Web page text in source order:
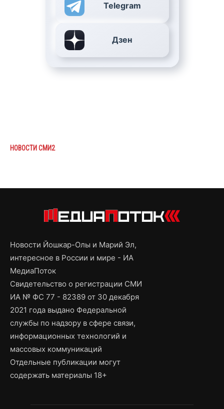
Telegram
Дзен
НОВОСТИ СМИ2
Новости Йошкар-Олы и Марий Эл,
интересное в России и мире - ИА
МедиаПоток
Свидетельство о регистрации СМИ
ИА № ФС 77 - 82389 от 30 декабря
2021 года выдано Федеральной
службы по надзору в сфере связи,
информационных технологий и
массовых коммуникаций
Отдельные публикации могут
содержать материалы 18+